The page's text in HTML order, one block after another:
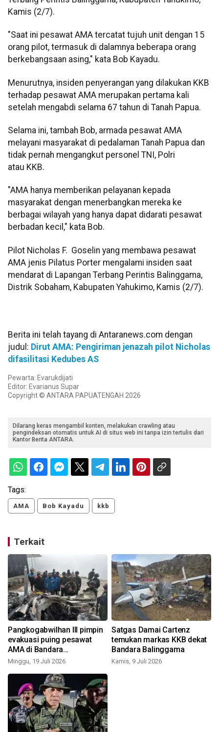
Kamis (2/7).
"Saat ini pesawat AMA tercatat tujuh unit dengan 15
orang pilot, termasuk di dalamnya beberapa orang
berkebangsaan asing," kata Bob Kayadu.
Menurutnya, insiden penyerangan yang dilakukan KKB
terhadap pesawat AMA merupakan pertama kali
setelah mengabdi selama 67 tahun di Tanah Papua.
Selama ini, tambah Bob, armada pesawat AMA
melayani masyarakat di pedalaman Tanah Papua dan
tidak pernah mengangkut personel TNI, Polri
atau KKB.
"AMA hanya memberikan pelayanan kepada
masyarakat dengan menerbangkan mereka ke
berbagai wilayah yang hanya dapat didarati pesawat
berbadan kecil," kata Bob.
Pilot Nicholas F. Goselin yang membawa pesawat
AMA jenis Pilatus Porter mengalami insiden saat
mendarat di Lapangan Terbang Perintis Balinggama,
Distrik Sobaham, Kabupaten Yahukimo, Kamis (2/7).
Berita ini telah tayang di Antaranews.com dengan
judul: Dirut AMA: Pengiriman jenazah pilot Nicholas
difasilitasi Kedubes AS
Pewarta: Evarukdijati
Editor: Evarianus Supar
Copyright © ANTARA PAPUATENGAH 2026
Dilarang keras mengambil konten, melakukan crawling atau
pengindeksan otomatis untuk AI di situs web ini tanpa izin tertulis dari
Kantor Berita ANTARA.
Tags:
AMA Bob Kayadu kkb
Terkait
Pangkogabwilhan III pimpin
evakuasi puing pesawat
AMA di Bandara
Balinggama, Yahukimo
Minggu, 19 Juli 2026
Satgas Damai Cartenz
temukan markas KKB dekat
Bandara Balinggama
Kamis, 9 Juli 2026